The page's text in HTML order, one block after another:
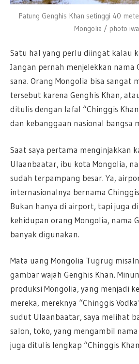
Patung Genghis Khan setinggi 40
Mongolia / photo
Satu hal yang perlu diingat kalau
Jangan pernah menjelekkan nama
sana. Orang Mongolia bisa sangat
tersebut karena Genghis Khan,
ditulis dengan lafal “Chinggis
dan kebanggaan nasional bangsa
Saat saya pertama menginjakkan
Ulaanbaatar, ibu kota Mongolia,
sudah terpampang besar. Ya,
internasionalnya bernama
Bukan hanya di airport, tapi juga
kehidupan orang Mongolia, nama
banyak digunakan.
Mata uang Mongolia Tugrug
gambar wajah Genghis Khan.
produksi Mongolia, yang menjadi
mereka, mereknya “Chinggis
sudut Ulaanbaatar, saya melihat
salon, toko, yang mengambil
juga ditulis lengkap “Chinggis